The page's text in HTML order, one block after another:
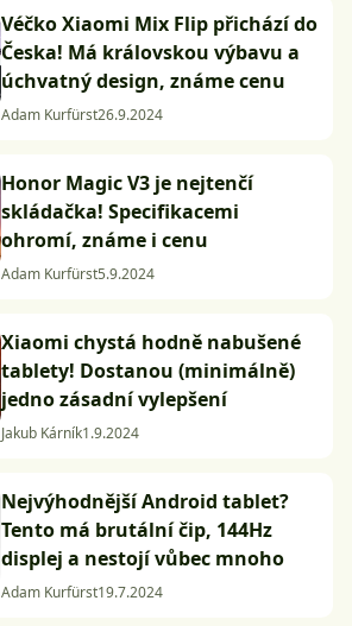
Véčko Xiaomi Mix Flip přichází do
Česka! Má královskou výbavu a
úchvatný design, známe cenu
Adam Kurfürst26.9.2024
Honor Magic V3 je nejtenčí
skládačka! Specifikacemi
ohromí, známe i cenu
Adam Kurfürst5.9.2024
Xiaomi chystá hodně nabušené
tablety! Dostanou (minimálně)
jedno zásadní vylepšení
Jakub Kárník1.9.2024
Nejvýhodnější Android tablet?
Tento má brutální čip, 144Hz
displej a nestojí vůbec mnoho
Adam Kurfürst19.7.2024